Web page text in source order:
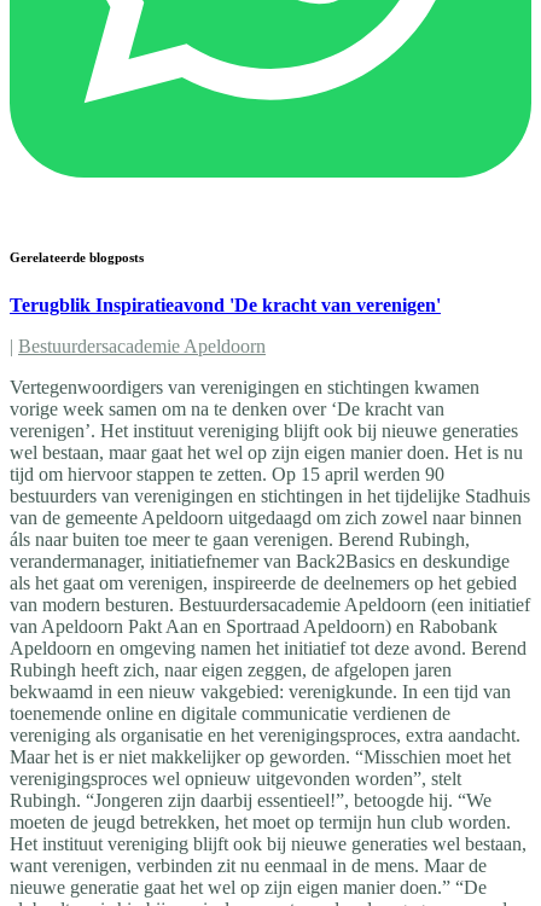
Gerelateerde blogposts
Terugblik Inspiratieavond 'De kracht van verenigen'
| Bestuurdersacademie Apeldoorn
Vertegenwoordigers van verenigingen en stichtingen kwamen
vorige week samen om na te denken over ‘De kracht van
verenigen’. Het instituut vereniging blijft ook bij nieuwe generaties
wel bestaan, maar gaat het wel op zijn eigen manier doen. Het is nu
tijd om hiervoor stappen te zetten. Op 15 april werden 90
bestuurders van verenigingen en stichtingen in het tijdelijke Stadhuis
van de gemeente Apeldoorn uitgedaagd om zich zowel naar binnen
áls naar buiten toe meer te gaan verenigen. Berend Rubingh,
verandermanager, initiatiefnemer van Back2Basics en deskundige
als het gaat om verenigen, inspireerde de deelnemers op het gebied
van modern besturen. Bestuurdersacademie Apeldoorn (een initiatief
van Apeldoorn Pakt Aan en Sportraad Apeldoorn) en Rabobank
Apeldoorn en omgeving namen het initiatief tot deze avond. Berend
Rubingh heeft zich, naar eigen zeggen, de afgelopen jaren
bekwaamd in een nieuw vakgebied: verenigkunde. In een tijd van
toenemende online en digitale communicatie verdienen de
vereniging als organisatie en het verenigingsproces, extra aandacht.
Maar het is er niet makkelijker op geworden. “Misschien moet het
verenigingsproces wel opnieuw uitgevonden worden”, stelt
Rubingh. “Jongeren zijn daarbij essentieel!”, betoogde hij. “We
moeten de jeugd betrekken, het moet op termijn hun club worden.
Het instituut vereniging blijft ook bij nieuwe generaties wel bestaan,
want verenigen, verbinden zit nu eenmaal in de mens. Maar de
nieuwe generatie gaat het wel op zijn eigen manier doen.” “De